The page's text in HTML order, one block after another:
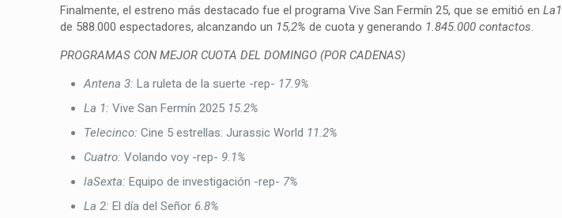
Finalmente, el estreno más destacado fue el programa Vive San Fermín 25, que se emitió enLa1
de 588.000 espectadores, alcanzando un 15,2% de cuota y generando 1.845.000 contactos
PROGRAMAS CON MEJOR CUOTA DEL DOMINGO (POR CADENAS)
Antena 3: La ruleta de la suerte -rep- 17.9%
La 1: Vive San Fermín 2025 15.2%
Telecinco: Cine 5 estrellas: Jurassic World 11.2%
Cuatro: Volando voy -rep- 9.1%
laSexta: Equipo de investigación -rep- 7%
La 2: El día del Señor 6.8%